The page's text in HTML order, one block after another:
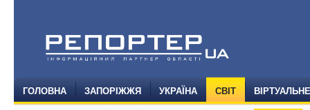
ГОЛОВНА ЗАПОРІЖЖЯ УКРАЇНА СВІТ